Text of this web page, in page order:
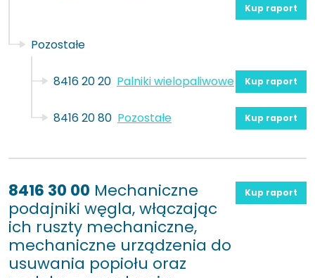
Kup raport
Pozostałe
8416 20 20 Palniki wielopaliwowe Kup raport
8416 20 80 Pozostałe Kup raport
8416 30 00 Mechaniczne
podajniki węgla, włączając
ich ruszty mechaniczne,
mechaniczne urządzenia do
usuwania popiołu oraz
Kup raport